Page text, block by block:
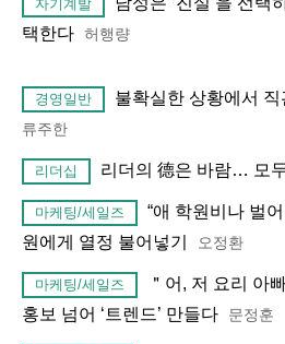
자기계발
택한다 허행량
경영일반 불확실한 상황에서
류주한
리더십 리더의 德은 바람… 모
마케팅/세일즈
“애 학원비나 벌
원에게 열정 불어넣기
오정환
마케팅/세일즈
＂어, 저 요리 아
홍보 넘어 ‘트렌드’ 만들다
문정훈